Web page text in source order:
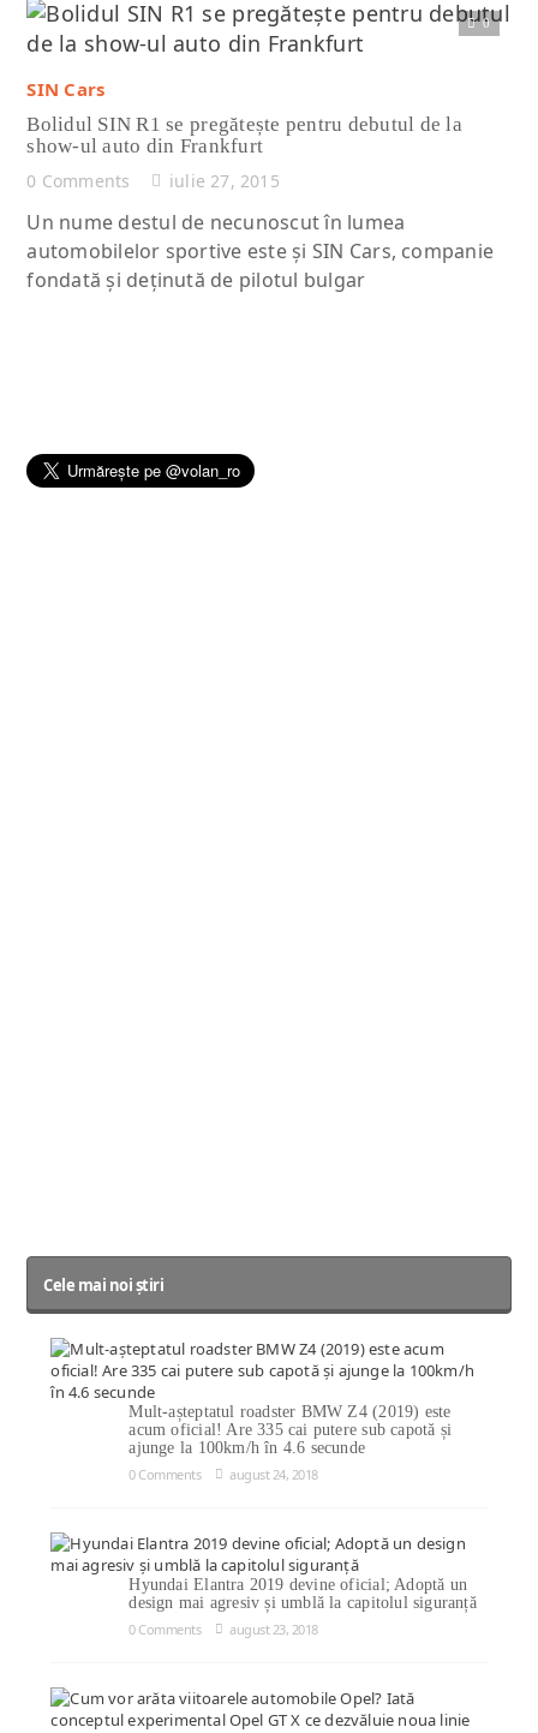
0
Citește articolul complet
SIN Cars
Bolidul SIN R1 se pregătește pentru debutul de la
show-ul auto din Frankfurt
0 Comments
iulie 27, 2015
Un nume destul de necunoscut în lumea
automobilelor sportive este și SIN Cars, companie
fondată și deținută de pilotul bulgar
Cele mai noi știri
Mult-așteptatul roadster BMW Z4 (2019) este
acum oficial! Are 335 cai putere sub capotă și
ajunge la 100km/h în 4.6 secunde
0 Comments
august 24, 2018
Hyundai Elantra 2019 devine oficial; Adoptă un
design mai agresiv și umblă la capitolul siguranță
0 Comments
august 23, 2018